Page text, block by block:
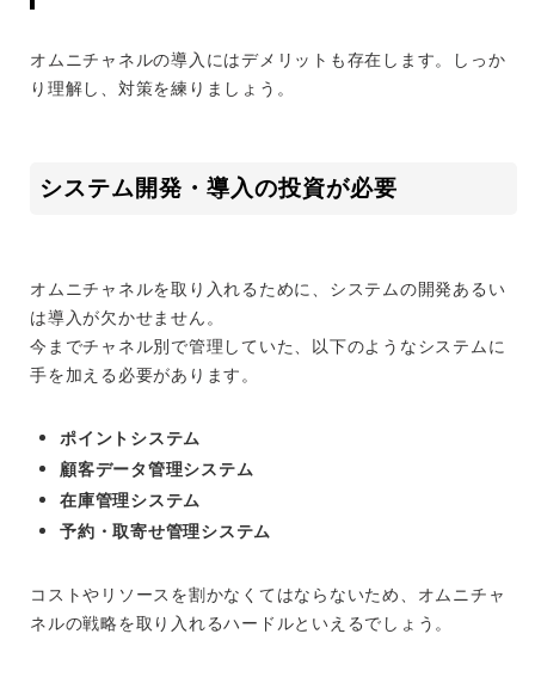
オムニチャネルの導入にはデメリットも存在します。しっか
り理解し、対策を練りましょう。
システム開発・導入の投資が必要
オムニチャネルを取り入れるために、システムの開発あるい
は導入が欠かせません。
今までチャネル別で管理していた、以下のようなシステムに
手を加える必要があります。
ポイントシステム
顧客データ管理システム
在庫管理システム
予約・取寄せ管理システム
コストやリソースを割かなくてはならないため、オムニチャ
ネルの戦略を取り入れるハードルといえるでしょう。